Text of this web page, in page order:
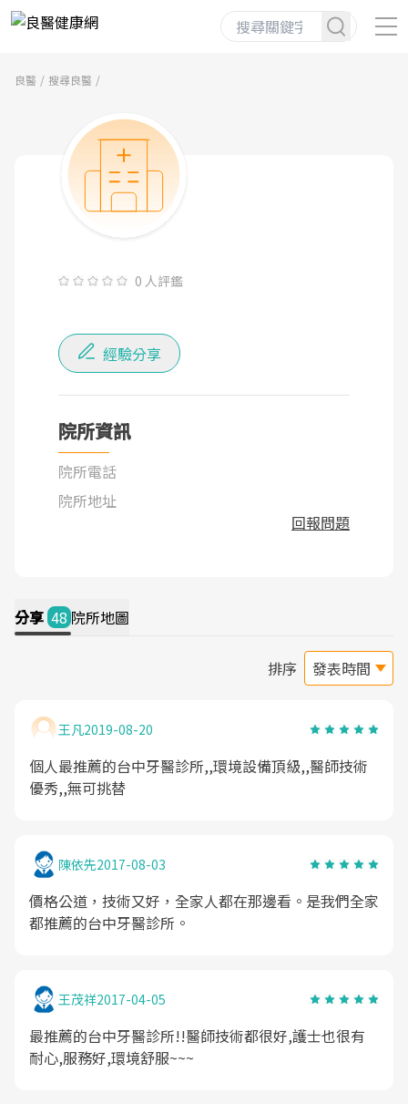
良醫 搜尋良醫
0 人評鑑
經驗分享
院所資訊
院所電話
院所地址
回報問題
分享 48 院所地圖
排序
王凡2019-08-20
個人最推薦的台中牙醫診所,,環境設備頂級,,醫師技術
優秀,,無可挑替
陳依先2017-08-03
價格公道，技術又好，全家人都在那邊看。是我們全家
都推薦的台中牙醫診所。
王茂祥2017-04-05
最推薦的台中牙醫診所!!醫師技術都很好,護士也很有
耐心,服務好,環境舒服~~~